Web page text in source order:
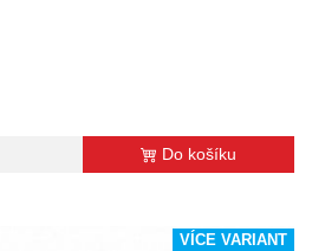
Do košíku
VÍCE VARIANT